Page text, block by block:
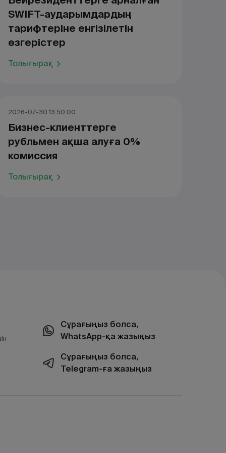
SWIFT-аударымдардың
тарифтеріне енгізілетін
өзгерістер
Толығырақ
2026-07-30 13:50:00
Бизнес-клиенттерге
рубльмен ақша алуға 0%
комиссия
Толығырақ
Сұрағыңыз болса,
WhatsApp-қа жазыңыз
Сұрағыңыз болса,
Telegram-ға жазыңыз